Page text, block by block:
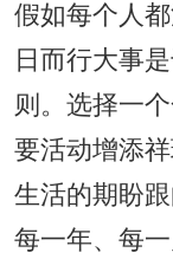
假如每个人
日而行大事
则。选择一
要活动增添
生活的期盼
每一年、每